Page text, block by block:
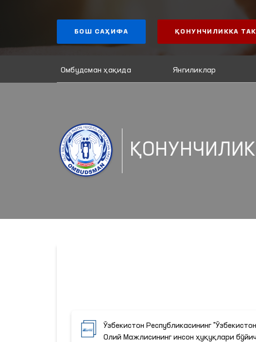
БОШ САҲИФА ҚОНУНЧИЛИККА
Омбудсман ҳақида Янгиликлар
Ўзбекистон Республикасининг
Олий Мажлисининг инсон ҳуқуқлари